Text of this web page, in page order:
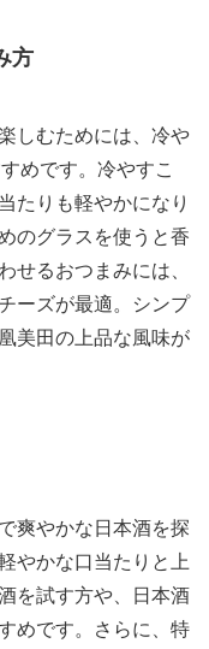
方
しむためには、冷や
めです。冷やすこ
たりも軽やかになり
のグラスを使うと香
せるおつまみには、
ーズが最適。シンプ
美田の上品な風味が
爽やかな日本酒を探
やかな口当たりと上
を試す方や、日本酒
めです。さらに、特